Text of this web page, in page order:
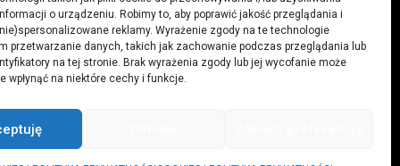
o urządzeniu. Robimy to, aby poprawić jakość przeglądania i
reklamy. Wyrażenie zgody na te technologie
przetwarzanie danych, takich jak zachowanie podczas przeglądania lub
na tej stronie. Brak wyrażenia zgody lub jej wycofanie może
wpłynąć na niektóre cechy i funkcje.
redakcja@czytamiwiem.pl
biuro@czytamiwiem.pl